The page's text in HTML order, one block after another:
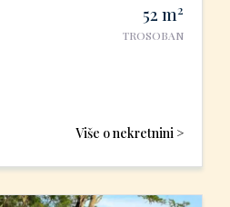
52 m2
TROSOBAN
Više o nekretnini >